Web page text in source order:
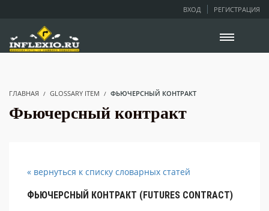
ВХОД РЕГИСТРАЦИЯ
ГЛАВНАЯ GLOSSARY ITEM ФЬЮЧЕРСНЫЙ КОНТРАКТ
Фьючерсный контракт
« вернуться к списку словарных статей
ФЬЮЧЕРСНЫЙ КОНТРАКТ (FUTURES CONTRACT)